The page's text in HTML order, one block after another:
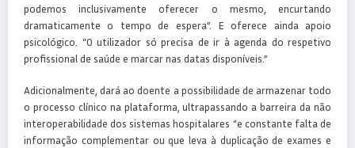
podemos inclusivamente oferecer o mesmo, encurtando
dramaticamente o tempo de espera”. E oferece ainda apoio
psicológico. “O utilizador só precisa de ir à agenda do respetivo
profissional de saúde e marcar nas datas disponíveis.”
Adicionalmente, dará ao doente a possibilidade de armazenar todo
o processo clínico na plataforma, ultrapassando a barreira da não
interoperabilidade dos sistemas hospitalares “e constante falta de
informação complementar ou que leva à duplicação de exames e